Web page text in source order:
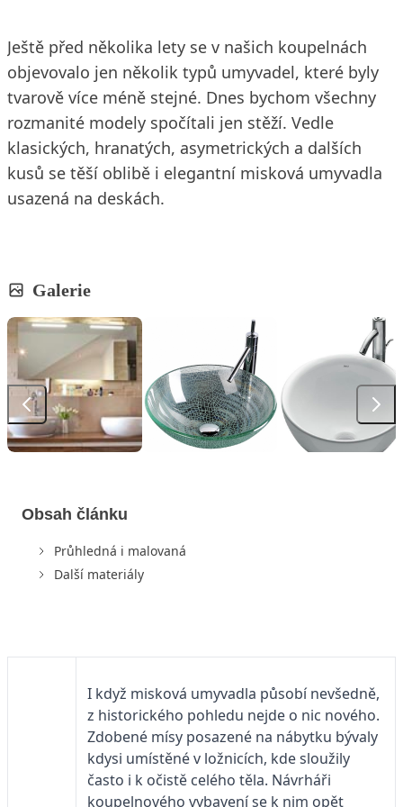
Ještě před několika lety se v našich koupelnách
objevovalo jen několik typů umyvadel, které byly
tvarově více méně stejné. Dnes bychom všechny
rozmanité modely spočítali jen stěží. Vedle
klasických, hranatých, asymetrických a dalších
kusů se těší oblibě i elegantní misková umyvadla
usazená na deskách.
Galerie
Obsah článku
Průhledná i malovaná
Další materiály
I když misková umyvadla působí nevšedně,
z historického pohledu nejde o nic nového.
Zdobené mísy posazené na nábytku bývaly
kdysi umístěné v ložnicích, kde sloužily
často i k očistě celého těla. Návrháři
koupelnového vybavení se k nim opět